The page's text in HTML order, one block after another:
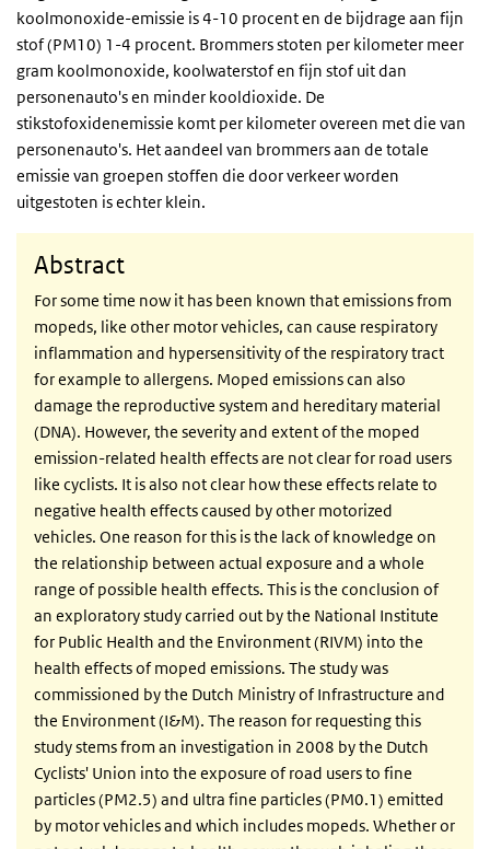
koolmonoxide-emissie is 4-10 procent en de bijdrage aan fijn
stof (PM10) 1-4 procent. Brommers stoten per kilometer meer
gram koolmonoxide, koolwaterstof en fijn stof uit dan
personenauto's en minder kooldioxide. De
stikstofoxidenemissie komt per kilometer overeen met die van
personenauto's. Het aandeel van brommers aan de totale
emissie van groepen stoffen die door verkeer worden
uitgestoten is echter klein.
Abstract
For some time now it has been known that emissions from
mopeds, like other motor vehicles, can cause respiratory
inflammation and hypersensitivity of the respiratory tract
for example to allergens. Moped emissions can also
damage the reproductive system and hereditary material
(DNA). However, the severity and extent of the moped
emission-related health effects are not clear for road users
like cyclists. It is also not clear how these effects relate to
negative health effects caused by other motorized
vehicles. One reason for this is the lack of knowledge on
the relationship between actual exposure and a whole
range of possible health effects. This is the conclusion of
an exploratory study carried out by the National Institute
for Public Health and the Environment (RIVM) into the
health effects of moped emissions. The study was
commissioned by the Dutch Ministry of Infrastructure and
the Environment (I&M). The reason for requesting this
study stems from an investigation in 2008 by the Dutch
Cyclists' Union into the exposure of road users to fine
particles (PM2.5) and ultra fine particles (PM0.1) emitted
by motor vehicles and which includes mopeds. Whether or